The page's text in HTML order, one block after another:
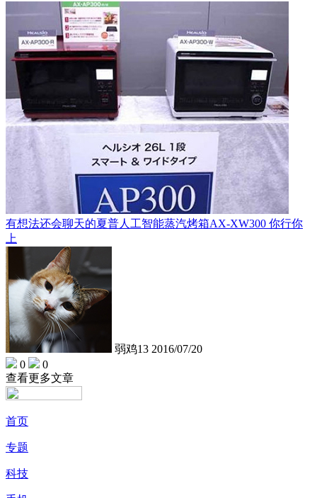
有想法还会聊天的夏普人工智能蒸汽烤箱AX-XW300 你行你
上
弱鸡13 2016/07/20
0
0
查看更多文章
首页
专题
科技